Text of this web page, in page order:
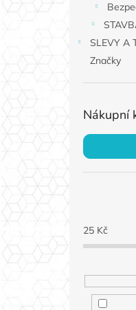
SLEVY A
Značky
Nákupní
25Kč